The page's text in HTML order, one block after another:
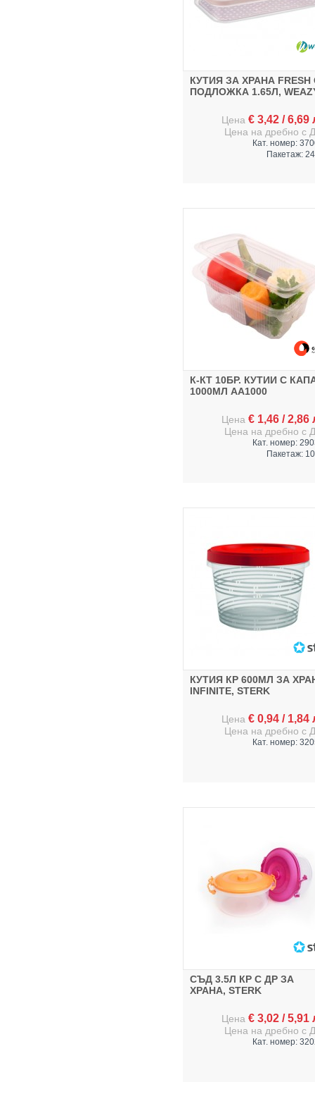
КУТИЯ ЗА ХРАНА FRESH
ПОДЛОЖКА 1.65Л,
Цена € 3,42 /6,69
Цена на дребно с
Кат. номер:
Пакетаж:
К-КТ 10БР. КУТИИ С
1000МЛ AA1000
Цена € 1,46 /2,86
Цена на дребно с
Кат. номер:
Пакетаж:
КУТИЯ КР 600МЛ ЗА
INFINITE, STERK
Цена € 0,94 / 1,84
Цена на дребно с
Кат. номер:
СЪД 3.5Л КР С ДР ЗА
ХРАНА, STERK
Цена € 3,02 /5,91
Цена на дребно с
Кат. номер: